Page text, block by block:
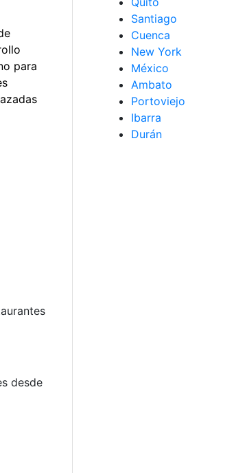
desde
Santiago
Cuenca
New York
México
Ambato
Portoviejo
Ibarra
Durán